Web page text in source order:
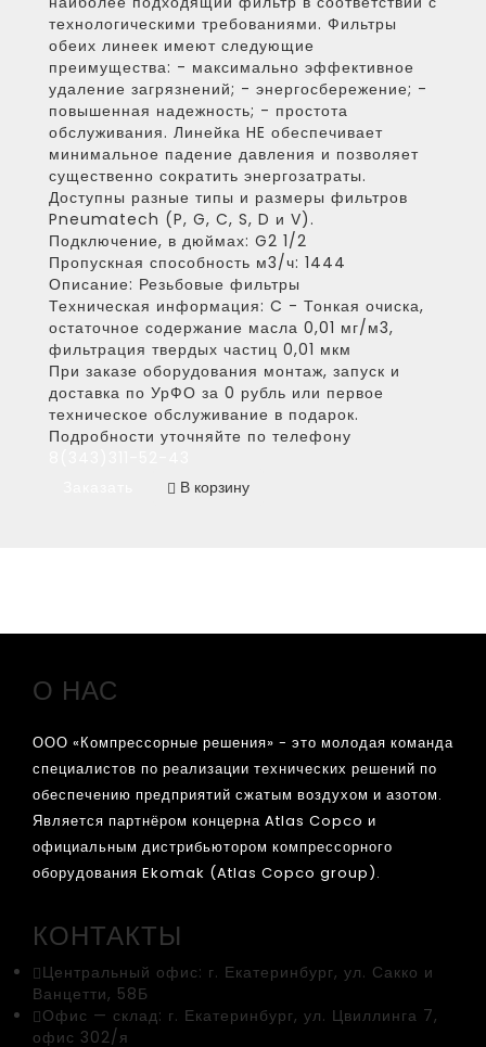
технологическими требованиями. Фильтры
обеих линеек имеют следующие
преимущества: - максимально эффективное
удаление загрязнений; - энергосбережение; -
повышенная надежность; - простота
обслуживания. Линейка HE обеспечивает
минимальное падение давления и позволяет
существенно сократить энергозатраты.
Доступны разные типы и размеры фильтров
Pneumatech (P, G, C, S, D и V).
Подключение, в дюймах: G2 1/2
Пропускная способность м3/ч: 1444
Описание: Резьбовые фильтры
Техническая информация: C - Тонкая очиска,
остаточное содержание масла 0,01 мг/м3,
фильтрация твердых частиц 0,01 мкм
При заказе оборудования монтаж, запуск и
доставка по УрФО за 0 рубль или первое
техническое обслуживание в подарок.
Подробности уточняйте по телефону
В корзину
О НАС
ООО «Компрессорные решения» - это молодая команда
специалистов по реализации технических решений по
обеспечению предприятий сжатым воздухом и азотом.
Является партнёром концерна Atlas Copco и
официальным дистрибьютором компрессорного
оборудования Ekomak (Atlas Copco group).
КОНТАКТЫ
Центральный офис: г. Екатеринбург, ул. Сакко и
Ванцетти, 58Б
Офис — склад: г. Екатеринбург, ул. Цвиллинга 7,
офис 302/я